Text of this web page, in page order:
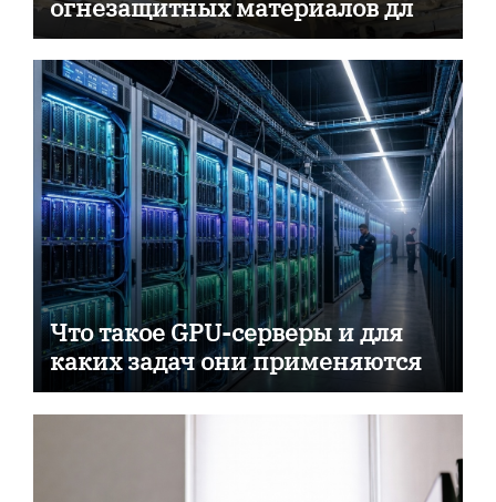
огнезащитных материалов для
пассивной противопожарной
защиты
Что такое GPU-серверы и для
каких задач они применяются